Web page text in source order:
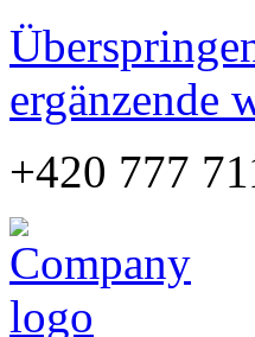
ergänzende
+420 777